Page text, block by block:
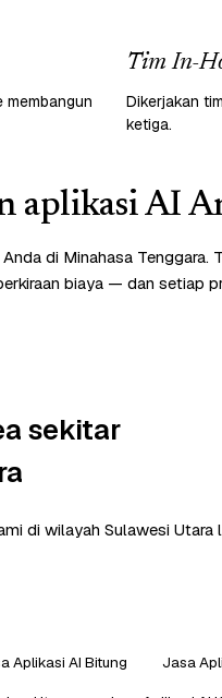
membangun
Tim In-
Dikerjakan
ketiga.
aplikasi AI
di Minahasa Tenggara.
biaya — dan setiap
sekitar
di wilayah Sulawesi Utara
Aplikasi AI Bitung Jasa